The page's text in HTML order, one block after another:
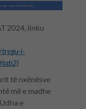
2024, linku
i-
të nxënësve
më e madhe
e